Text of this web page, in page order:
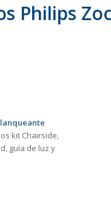
Philips
kit Chairside,
guía de luz y